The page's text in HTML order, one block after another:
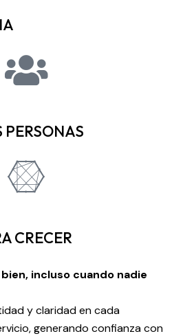
PERSONAS
CRECER
incluso cuando nadie
y claridad en cada
generando confianza con